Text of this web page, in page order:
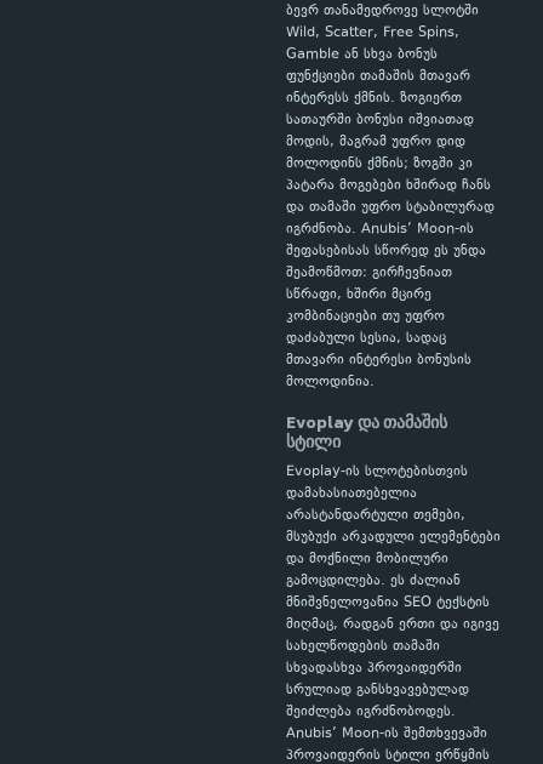
ბევრ თანამედროვე სლოტში
Wild, Scatter, Free Spins,
Gamble ან სხვა ბონუს
ფუნქციები თამაშის მთავარ
ინტერესს ქმნის. ზოგიერთ
სათაურში ბონუსი იშვიათად
მოდის, მაგრამ უფრო დიდ
მოლოდინს ქმნის; ზოგში კი
პატარა მოგებები ხშირად ჩანს
და თამაში უფრო სტაბილურად
იგრძნობა. Anubis’ Moon-ის
შეფასებისას სწორედ ეს უნდა
შეამოწმოთ: გირჩევნიათ
სწრაფი, ხშირი მცირე
კომბინაციები თუ უფრო
დაძაბული სესია, სადაც
მთავარი ინტერესი ბონუსის
მოლოდინია.
Evoplay და თამაშის
სტილი
Evoplay-ის სლოტებისთვის
დამახასიათებელია
არასტანდარტული თემები,
მსუბუქი არკადული ელემენტები
და მოქნილი მობილური
გამოცდილება. ეს ძალიან
მნიშვნელოვანია SEO ტექსტის
მიღმაც, რადგან ერთი და იგივე
სახელწოდების თამაში
სხვადასხვა პროვაიდერში
სრულიად განსხვავებულად
შეიძლება იგრძნობოდეს.
Anubis’ Moon-ის შემთხვევაში
პროვაიდერის სტილი ერწყმის